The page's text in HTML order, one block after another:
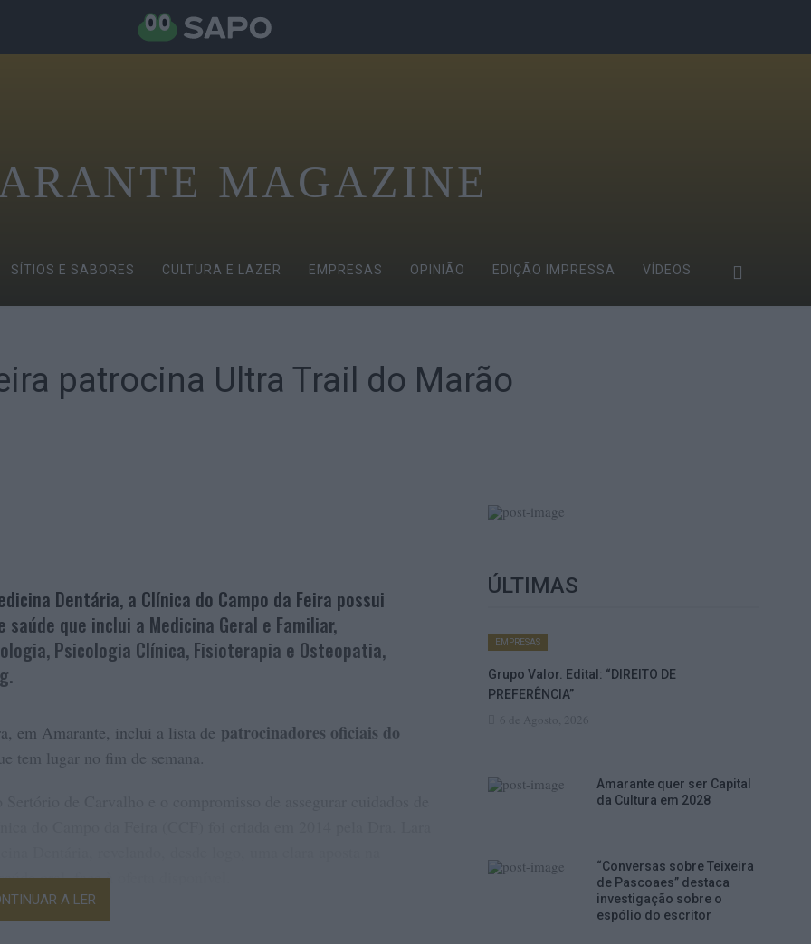
MAGAZINE
SÍTIOS E SABORES CULTURA E LAZER EMPRESAS OPINIÃO EDIÇÃO IMPRESSA VÍDEOS
patrocina Ultra Trail do Marão
Dentária, a Clínica do Campo da Feira possui
que inclui a Medicina Geral e Familiar,
Psicologia Clínica, Fisioterapia e Osteopatia,
em Amarante, inclui a lista de patrocinadores oficiais do
tem lugar no fim de semana.
oral, face à oferta disponível.
na introdução de inovação nos processos, na utilização de
A LER
ÚLTIMAS
EMPRESAS
Grupo Valor. Edital: “DIREITO DE
PREFERÊNCIA”
Amarante quer ser Capital
da Cultura em 2028
“Conversas sobre Teixeira
de Pascoaes” destaca
investigação sobre o
espólio do escritor